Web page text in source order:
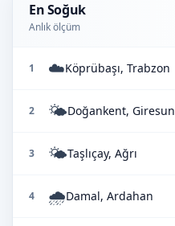
En Soğuk
Anlık ölçüm
1 ☁️Köprübaşı, Trabzon
2 🌤️Doğankent, Giresun
3 🌤️Taşlıçay, Ağrı
4 🌧️Damal, Ardahan